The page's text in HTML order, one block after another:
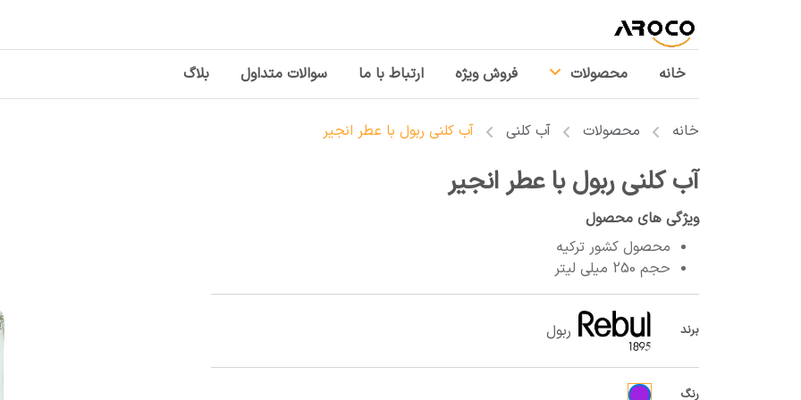
خانه محصولات فروش ویژه ارتباط با ما سوالات متداول بلاگ
خانه محصولات آب کلنی آب کلنی ربول با عطر انجیر
آب کلنی ربول با عطر انجیر
ویژگی های محصول
محصول کشور ترکیه
حجم 250 میلی لیتر
برند ربول
رنگ